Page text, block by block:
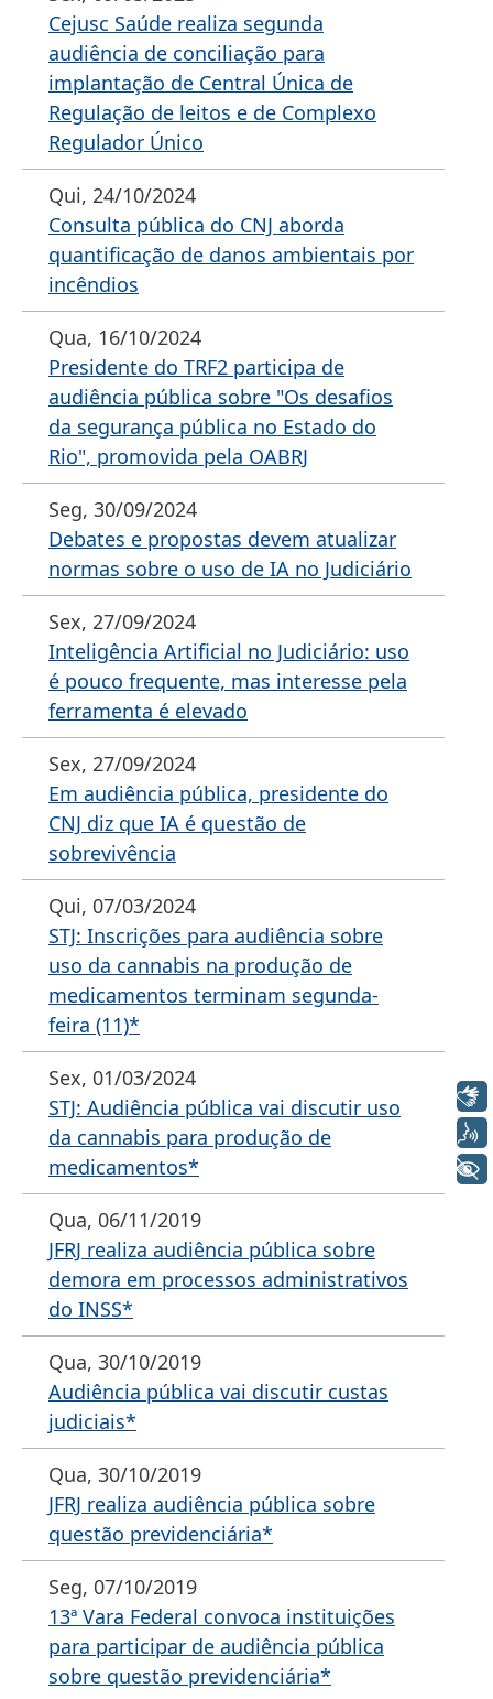
Cejusc Saúde realiza segunda
audiência de conciliação para
implantação de Central Única de
Regulação de leitos e de Complexo
Regulador Único
Qui, 24/10/2024
Consulta pública do CNJ aborda
quantificação de danos ambientais por
incêndios
Qua, 16/10/2024
Presidente do TRF2 participa de
audiência pública sobre "Os desafios
da segurança pública no Estado do
Rio", promovida pela OABRJ
Seg, 30/09/2024
Debates e propostas devem atualizar
normas sobre o uso de IA no Judiciário
Sex, 27/09/2024
Inteligência Artificial no Judiciário: uso
é pouco frequente, mas interesse pela
ferramenta é elevado
Sex, 27/09/2024
Em audiência pública, presidente do
CNJ diz que IA é questão de
sobrevivência
Qui, 07/03/2024
STJ: Inscrições para audiência sobre
uso da cannabis na produção de
medicamentos terminam segunda-
feira (11)*
Sex, 01/03/2024
STJ: Audiência pública vai discutir uso
da cannabis para produção de
medicamentos*
Qua, 06/11/2019
JFRJ realiza audiência pública sobre
demora em processos administrativos
do INSS*
Qua, 30/10/2019
Audiência pública vai discutir custas
judiciais*
Qua, 30/10/2019
JFRJ realiza audiência pública sobre
questão previdenciária*
Seg, 07/10/2019
13ª Vara Federal convoca instituições
para participar de audiência pública
sobre questão previdenciária*